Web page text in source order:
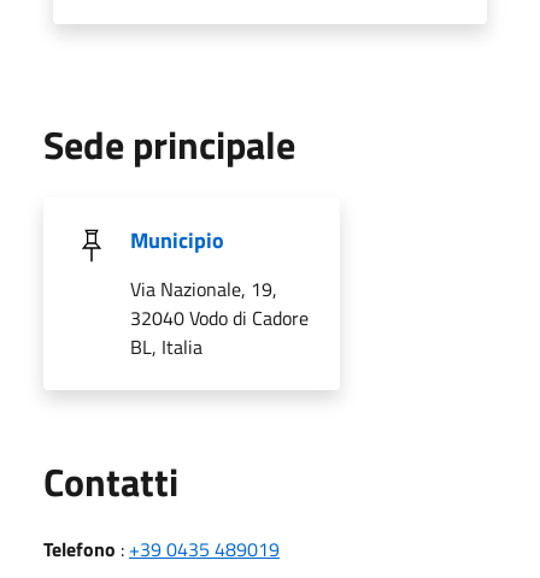
Sede principale
Municipio
Via Nazionale, 19,
32040 Vodo di Cadore
BL, Italia
Contatti
Telefono : +39 0435 489019